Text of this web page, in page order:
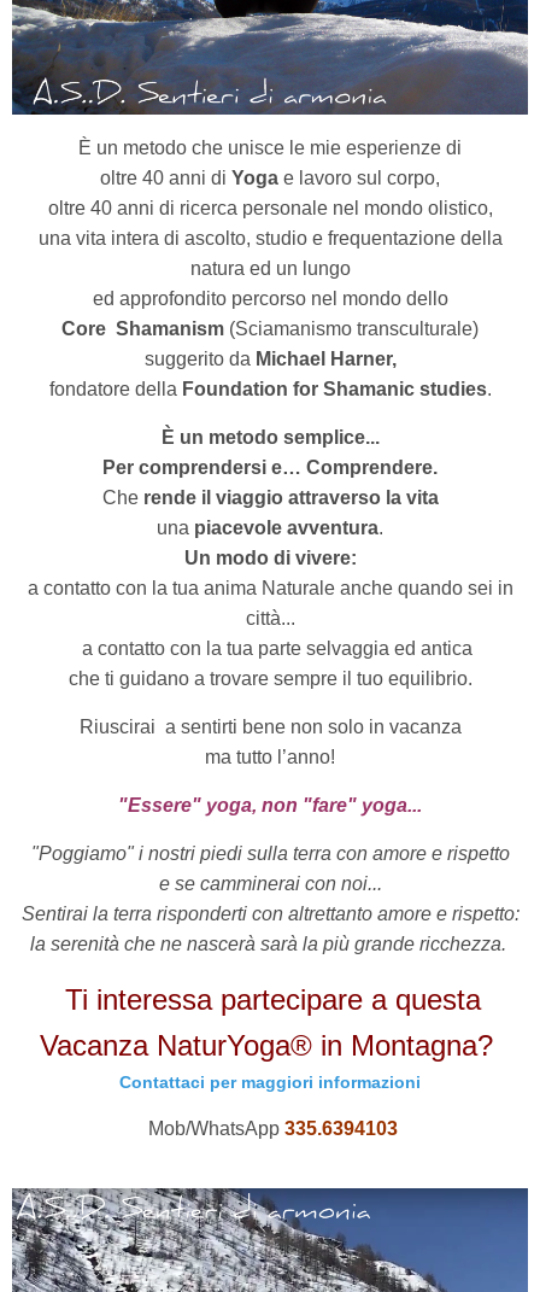
È un metodo che unisce le mie esperienze di
oltre 40 anni di Yoga e lavoro sul corpo,
oltre 40 anni di ricerca personale nel mondo olistico,
una vita intera di ascolto, studio e frequentazione della
natura ed un lungo
ed approfondito percorso nel mondo dello
Core Shamanism (Sciamanismo transculturale)
suggerito da Michael Harner,
fondatore della Foundation for Shamanic studies.
È un metodo semplice...
Per comprendersi e… Comprendere.
Che rende il viaggio attraverso la vita
una piacevole avventura.
Un modo di vivere:
a contatto con la tua anima Naturale anche quando sei in
città...
a contatto con la tua parte selvaggia ed antica
che ti guidano a trovare sempre il tuo equilibrio.
Riuscirai a sentirti bene non solo in vacanza
ma tutto l’anno!
"Essere" yoga, non "fare" yoga...
"Poggiamo" i nostri piedi sulla terra con amore e rispetto
e se camminerai con noi...
Sentirai la terra risponderti con altrettanto amore e rispetto:
la serenità che ne nascerà sarà la più grande ricchezza.
Ti interessa partecipare a questa
Vacanza NaturYoga® in Montagna?
Contattaci per maggiori informazioni
Mob/WhatsApp 335.6394103